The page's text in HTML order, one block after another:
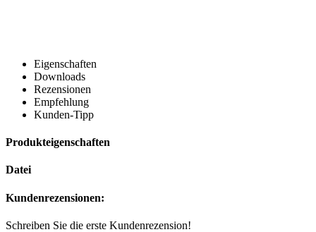
Eigenschaften
Downloads
Rezensionen
Empfehlung
Kunden-Tipp
Produkteigenschaften
Datei
Kundenrezensionen:
Schreiben Sie die erste Kundenrezension!